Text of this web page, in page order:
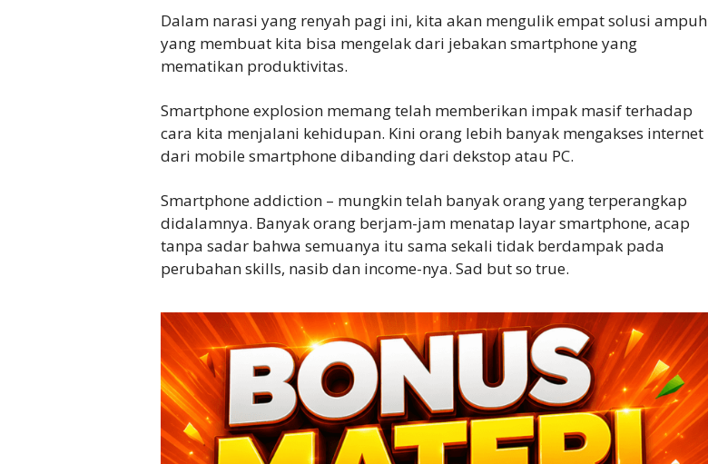
Dalam narasi yang renyah pagi ini, kita akan mengulik empat solusi ampuh
yang membuat kita bisa mengelak dari jebakan smartphone yang
mematikan produktivitas.
Smartphone explosion memang telah memberikan impak masif terhadap
cara kita menjalani kehidupan. Kini orang lebih banyak mengakses internet
dari mobile smartphone dibanding dari dekstop atau PC.
Smartphone addiction – mungkin telah banyak orang yang terperangkap
didalamnya. Banyak orang berjam-jam menatap layar smartphone, acap
tanpa sadar bahwa semuanya itu sama sekali tidak berdampak pada
perubahan skills, nasib dan income-nya. Sad but so true.